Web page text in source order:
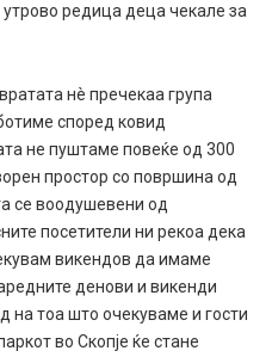
утрово редица деца чекале за
нè пречекаа група
според ковид
не пуштаме повеќе од 300
простор со површина од
се воодушевени од
посетители ни рекоа дека
викендов да имаме
денови и викенди
на тоа што очекуваме и гости
во Скопје ќе стане